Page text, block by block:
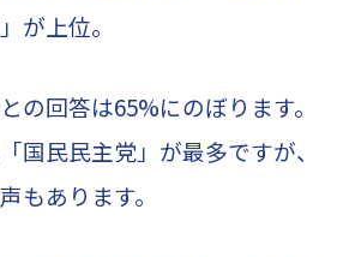
が上位。
の回答は65%にのぼります。
国民民主党」が最多ですが、
もあります。